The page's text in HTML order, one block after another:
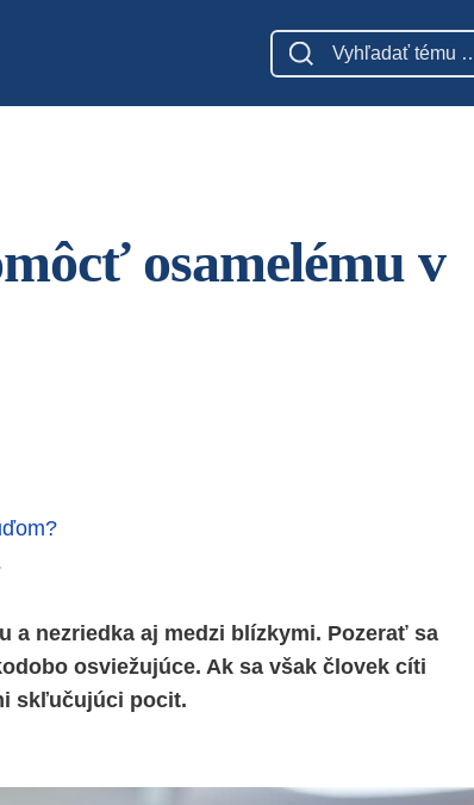
osamelému v
a nezriedka aj medzi blízkymi. Pozerať sa
osviežujúce. Ak sa však človek cíti
skľučujúci pocit.